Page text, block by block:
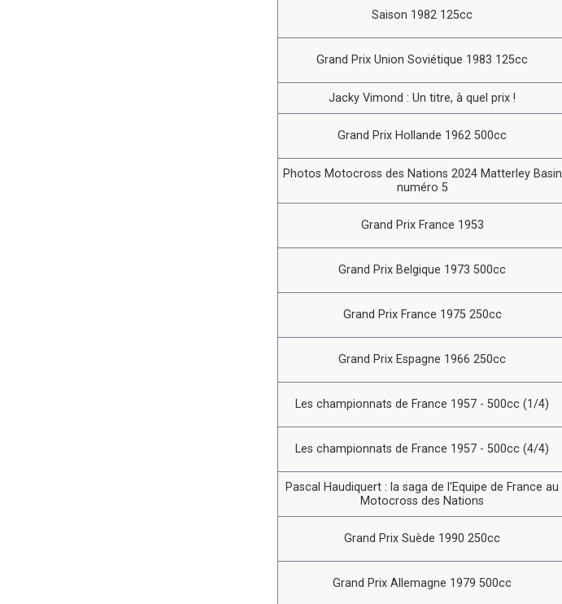
Saison 1982 125cc
Grand Prix Union Soviétique 1983 125cc
Jacky Vimond : Un titre, à quel prix !
Grand Prix Hollande 1962 500cc
Photos Motocross des Nations 2024 Matterley Basin
numéro 5
Grand Prix France 1953
Grand Prix Belgique 1973 500cc
Grand Prix France 1975 250cc
Grand Prix Espagne 1966 250cc
Les championnats de France 1957 - 500cc (1/4)
Les championnats de France 1957 - 500cc (4/4)
Pascal Haudiquert : la saga de l'Equipe de France au
Motocross des Nations
Grand Prix Suède 1990 250cc
Grand Prix Allemagne 1979 500cc